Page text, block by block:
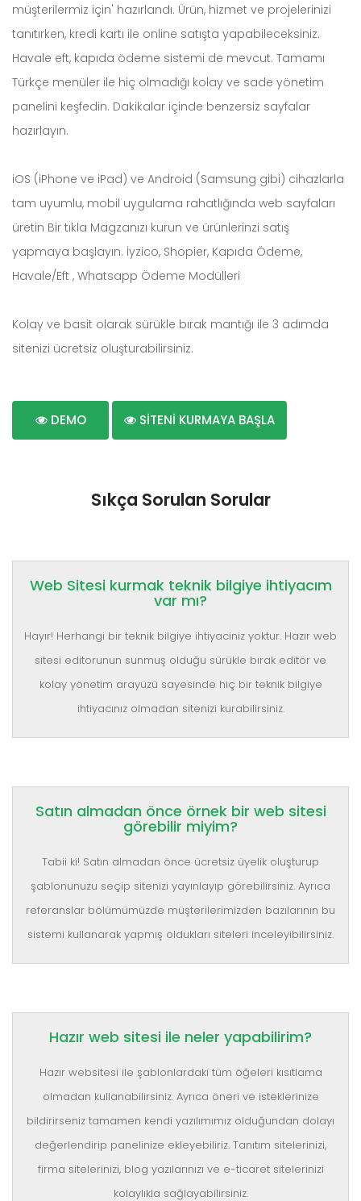
müşterilermiz için' hazırlandı. Ürün, hizmet ve projelerinizi
tanıtırken, kredi kartı ile online satışta yapabileceksiniz.
Havale eft, kapıda ödeme sistemi de mevcut. Tamamı
Türkçe menüler ile hiç olmadığı kolay ve sade yönetim
panelini keşfedin. Dakikalar içinde benzersiz sayfalar
hazırlayın.
iOS (iPhone ve iPad) ve Android (Samsung gibi) cihazlarla
tam uyumlu, mobil uygulama rahatlığında web sayfaları
üretin Bir tıkla Magzanızı kurun ve ürünlerinzi satış
yapmaya başlayın. İyzico, Shopier, Kapıda Ödeme,
Havale/Eft , Whatsapp Ödeme Modülleri
Kolay ve basit olarak sürükle bırak mantığı ile 3 adımda
sitenizi ücretsiz oluşturabilirsiniz.
DEMO SİTENİ KURMAYA BAŞLA
Sıkça Sorulan Sorular
Web Sitesi kurmak teknik bilgiye ihtiyacım
var mı?
Hayır! Herhangi bir teknik bilgiye ihtiyaciniz yoktur. Hazır web
sitesi editorunun sunmuş olduğu sürükle bırak editör ve
kolay yönetim arayüzü sayesinde hiç bir teknik bilgiye
ihtiyacınız olmadan sitenizi kurabilirsiniz.
Satın almadan önce örnek bir web sitesi
görebilir miyim?
Tabii ki! Satın almadan önce ücretsiz üyelik oluşturup
şablonunuzu seçip sitenizi yayınlayıp görebilirsiniz. Ayrıca
referanslar bölümümüzde müşterilerimizden bazılarının bu
sistemi kullanarak yapmış oldukları siteleri inceleyibilirsiniz.
Hazır web sitesi ile neler yapabilirim?
Hazır websitesi ile şablonlardaki tüm öğeleri kısıtlama
olmadan kullanabilirsiniz. Ayrıca öneri ve isteklerinize
bildirirseniz tamamen kendi yazılımımız olduğundan dolayı
değerlendirip panelinize ekleyebiliriz. Tanıtım sitelerinizi,
firma sitelerinizi, blog yazılarınızı ve e-ticaret sitelerinizi
kolaylıkla sağlayabilirsiniz.